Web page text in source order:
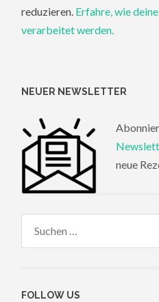
reduzieren. Erfahre, wie
verarbeitet werden.
NEUER NEWSLETTER
neue
FOLLOW US